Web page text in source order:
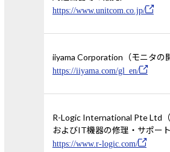
https://www.unitcom.co.jp/
iiyama Corporation（モニタの
https://iiyama.com/gl_en/
R-Logic International Pte Ltd
およびIT機器の修理・サポート
https://www.r-logic.com/